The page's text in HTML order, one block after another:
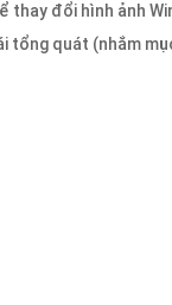
thay đổi hình ảnh
tổng quát (nhắm